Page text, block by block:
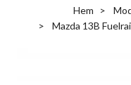
Hem
Mazda 13B